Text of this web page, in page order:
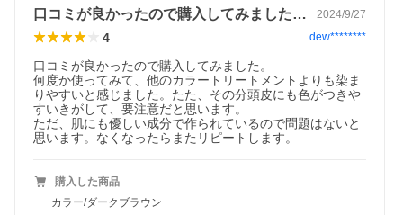
口コミが良かったので購入してみました。… 2024/9/27
4 dew********
口コミが良かったので購入してみました。
何度か使ってみて、他のカラートリートメントよりも染ま
りやすいと感じました。たた、その分頭皮にも色がつきや
すいきがして、要注意だと思います。
ただ、肌にも優しい成分で作られているので問題はないと
思います。なくなったらまたリピートします。
購入した商品
カラー/ダークブラウン